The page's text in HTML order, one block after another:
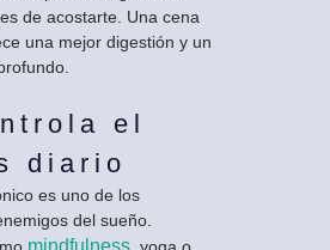
de acostarte. Una cena
una mejor digestión y un
el
diario
es uno de los
del sueño.
mindfulness , yoga o